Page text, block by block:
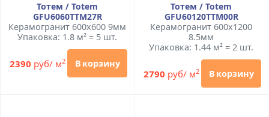
Тотем / Totem
GFU6060TTM27R
Керамогранит 600x600 9мм
Упаковка: 1.8 м² = 5 шт.
2390 руб/ м2 В корзину
Тотем / Totem
GFU60120TTM00R
Керамогранит 600x1200
8.5мм
Упаковка: 1.44 м² = 2 шт.
2790 руб/ м2 В корзину